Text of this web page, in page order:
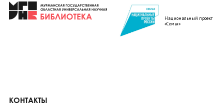
Национальный проект
«Семья»
КОНТАКТЫ